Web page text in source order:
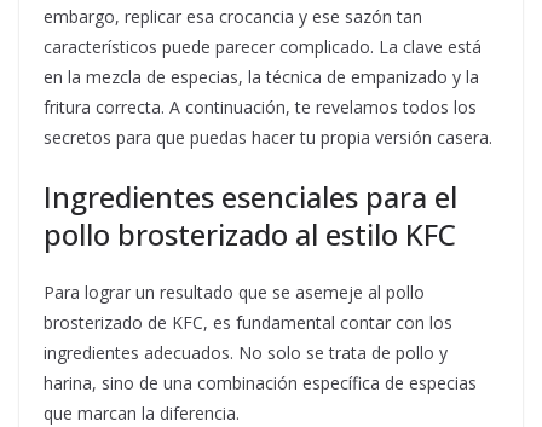
embargo, replicar esa crocancia y ese sazón tan
característicos puede parecer complicado. La clave está
en la mezcla de especias, la técnica de empanizado y la
fritura correcta. A continuación, te revelamos todos los
secretos para que puedas hacer tu propia versión casera.
Ingredientes esenciales para el
pollo brosterizado al estilo KFC
Para lograr un resultado que se asemeje al pollo
brosterizado de KFC, es fundamental contar con los
ingredientes adecuados. No solo se trata de pollo y
harina, sino de una combinación específica de especias
que marcan la diferencia.